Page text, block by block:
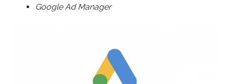
Google Ad Manager